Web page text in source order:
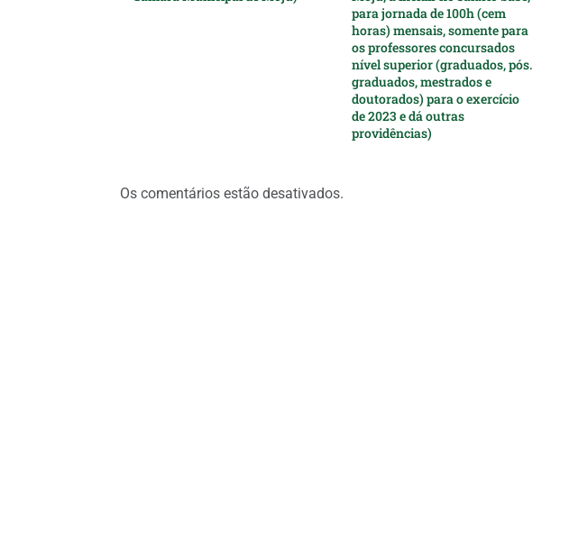
para jornada de 100h (cem
horas) mensais, somente para
os professores concursados
nível superior (graduados, pós.
graduados, mestrados e
doutorados) para o exercício
de 2023 e dá outras
providências)
Os comentários estão desativados.